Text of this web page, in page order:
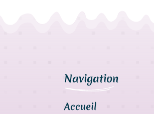
Navigation
Accueil